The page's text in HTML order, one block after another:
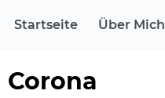
Startseite Über Mich
Corona